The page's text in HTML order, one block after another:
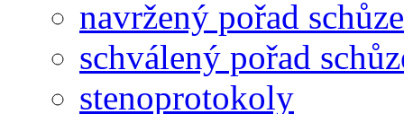
navržený pořad schůze
schválený pořad
stenoprotokoly